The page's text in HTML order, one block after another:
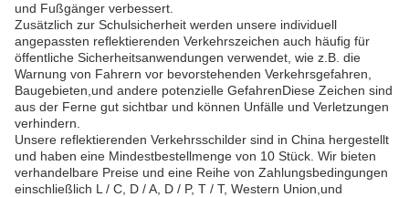
und Fußgänger verbessert.
Zusätzlich zur Schulsicherheit werden unsere individuell
angepassten reflektierenden Verkehrszeichen auch häufig für
öffentliche Sicherheitsanwendungen verwendet, wie z.B. die
Warnung von Fahrern vor bevorstehenden Verkehrsgefahren,
Baugebieten,und andere potenzielle GefahrenDiese Zeichen sind
aus der Ferne gut sichtbar und können Unfälle und Verletzungen
verhindern.
Unsere reflektierenden Verkehrsschilder sind in China hergestellt
und haben eine Mindestbestellmenge von 10 Stück. Wir bieten
verhandelbare Preise und eine Reihe von Zahlungsbedingungen
einschließlich L / C, D / A, D / P, T / T, Western Union,und